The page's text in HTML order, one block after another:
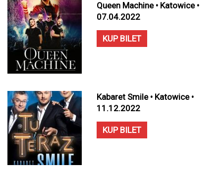
Queen Machine • Katowice •
07.04.2022
KUP BILET
Kabaret Smile • Katowice •
11.12.2022
KUP BILET